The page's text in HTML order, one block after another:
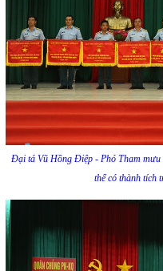
Đại tá Vũ Hồng Điệp - Phó Tham
thể có thành tích